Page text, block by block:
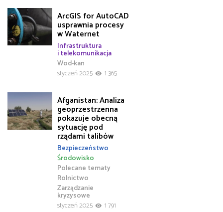
ArcGIS for AutoCAD
usprawnia procesy
w Waternet
Infrastruktura
i telekomunikacja
Wod-kan
styczeń 2025
1 365
Afganistan: Analiza
geoprzestrzenna
pokazuje obecną
sytuację pod
rządami talibów
Bezpieczeństwo
Polecane tematy
Rolnictwo
Środowisko
Zarządzanie
kryzysowe
styczeń 2025
1 791